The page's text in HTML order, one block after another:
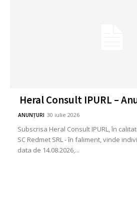
Heral Consult IPURL –
ANUNȚURI 30 iulie 2026
Subscrisa Heral Consult IPURL, în
SC Redmet SRL - în faliment, vinde
data de 14.08.2026,...